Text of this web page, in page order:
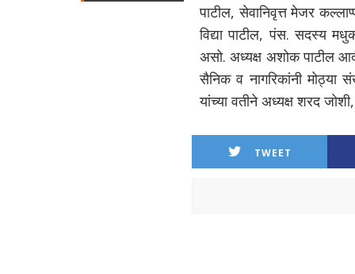
पाटील, सेवानिवृत्त मेजर
विद्या पाटील, पंस. सदस्य
असो. अध्यक्ष अशोक पाटील
सैनिक व नागरिकांनी
यांच्या वतीने अध्यक्ष शरद
TWEET